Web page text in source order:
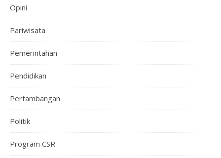
Opini
Pariwisata
Pemerintahan
Pendidikan
Pertambangan
Politik
Program CSR